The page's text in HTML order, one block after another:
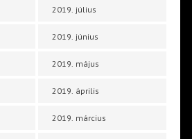
2019. július
2019. június
2019. május
2019. április
2019. március